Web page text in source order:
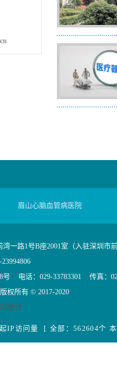
眉山心脑血管病医院
一路1号B座2001室（入驻深圳市
号 电话：029-33783301 传真：
权所有 © 2017-2020
站统计
IP访问量 [ 全部：562604个